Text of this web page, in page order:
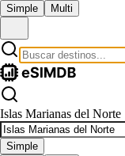
Simple Multi
Islas Marianas del Norte
Simple